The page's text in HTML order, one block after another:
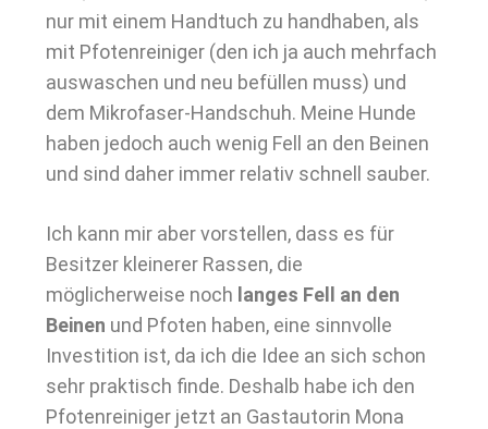
nur mit einem Handtuch zu handhaben, als
mit Pfotenreiniger (den ich ja auch mehrfach
auswaschen und neu befüllen muss) und
dem Mikrofaser-Handschuh. Meine Hunde
haben jedoch auch wenig Fell an den Beinen
und sind daher immer relativ schnell sauber.
Ich kann mir aber vorstellen, dass es für
Besitzer kleinerer Rassen, die
möglicherweise noch langes Fell an den
Beinen und Pfoten haben, eine sinnvolle
Investition ist, da ich die Idee an sich schon
sehr praktisch finde. Deshalb habe ich den
Pfotenreiniger jetzt an Gastautorin Mona